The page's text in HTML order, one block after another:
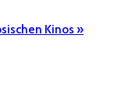
Kinos »